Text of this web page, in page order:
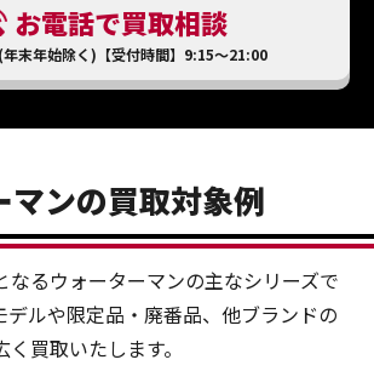
お電話で買取相談
末年始除く)【受付時間】9:15～21:00
マンの買取対象例
なるウォーターマンの主なシリーズで
デルや限定品・廃番品、他ブランドの
買取いたします。